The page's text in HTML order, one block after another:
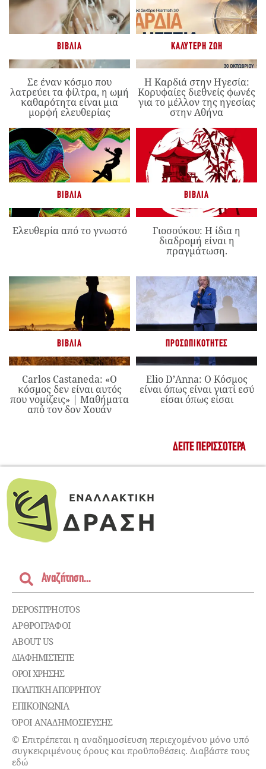
ΒΙΒΛΊΑ
Σε έναν κόσμο που
λατρεύει τα φίλτρα, η ωμή
καθαρότητα είναι μια
μορφή ελευθερίας
ΚΑΛΎΤΕΡΗ ΖΩΉ
Η Καρδιά στην Ηγεσία:
Κορυφαίες διεθνείς φωνές
για το μέλλον της ηγεσίας
στην Αθήνα
ΒΙΒΛΊΑ
Ελευθερία από το γνωστό
ΒΙΒΛΊΑ
Γιοσούκου: Η ίδια η
διαδρομή είναι η
πραγμάτωση.
ΒΙΒΛΊΑ
Carlos Castaneda: «Ο
κόσμος δεν είναι αυτός
που νομίζεις» | Μαθήματα
από τον δον Χουάν
ΠΡΟΣΩΠΙΚΌΤΗΤΕΣ
Elio D’Anna: Ο Κόσμος
είναι όπως είναι γιατί εσύ
είσαι όπως είσαι
ΔΕΊΤΕ ΠΕΡΙΣΣΌΤΕΡΑ
DEPOSITPHOTOS
ΑΡΘΡΟΓΡΑΦΟΙ
ABOUT US
ΔΙΑΦΗΜΙΣΤΕΊΤΕ
ΌΡΟΙ ΧΡΉΣΗΣ
ΠΟΛΙΤΙΚΉ ΑΠΟΡΡΉΤΟΥ
ΕΠΙΚΟΙΝΩΝΊΑ
ΌΡΟΙ ΑΝΑΔΗΜΟΣΙΕΥΣΗΣ
© Επιτρέπεται η αναδημοσίευση περιεχομένου μόνο υπό
συγκεκριμένους όρους και προϋποθέσεις. Διαβάστε τους
εδώ